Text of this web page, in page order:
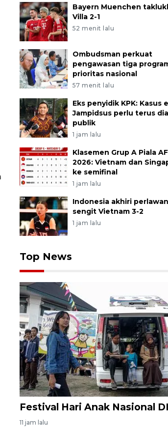
Bayern Muenchen
Villa 2-1
52 menit lalu
Ombudsman perkuat
pengawasan tiga
prioritas nasional
57 menit lalu
Eks penyidik KPK: Kasus
Jampidsus perlu terus
publik
1 jam lalu
Klasemen Grup A Piala
2026: Vietnam dan
ke semifinal
1 jam lalu
Indonesia akhiri
sengit Vietnam 3-2
1 jam lalu
Top News
Festival Hari Anak Nasional
11 jam lalu